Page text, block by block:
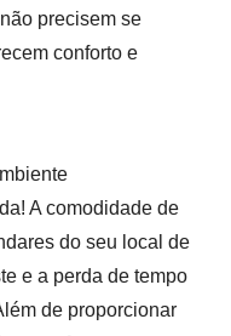
precisem se
conforto e
A comodidade de
do seu local de
e a perda de tempo
de proporcionar